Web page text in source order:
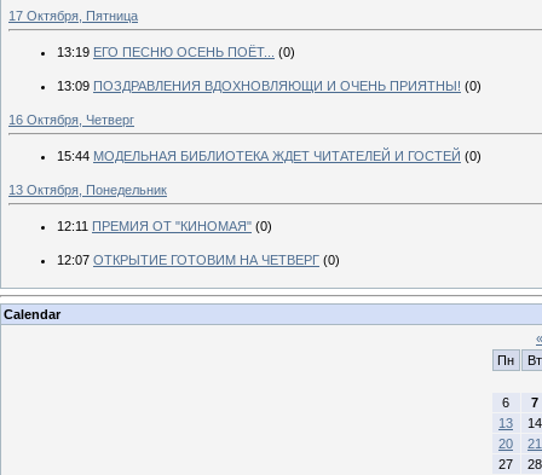
17 Октября, Пятница
13:19 ЕГО ПЕСНЮ ОСЕНЬ ПОЁТ... (0)
13:09 ПОЗДРАВЛЕНИЯ ВДОХНОВЛЯЮЩИ И ОЧЕНЬ ПРИЯТНЫ! (0)
16 Октября, Четверг
15:44 МОДЕЛЬНАЯ БИБЛИОТЕКА ЖДЕТ ЧИТАТЕЛЕЙ И ГОСТЕЙ (0)
13 Октября, Понедельник
12:11 ПРЕМИЯ ОТ "КИНОМАЯ" (0)
12:07 ОТКРЫТИЕ ГОТОВИМ НА ЧЕТВЕРГ (0)
Calendar
«
Пн
Вт
6
7
13
14
20
21
27
28